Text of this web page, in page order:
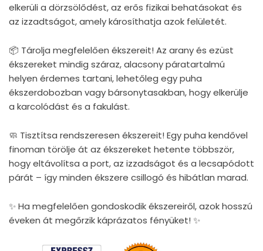
elkerüli a dörzsölődést, az erős fizikai behatásokat és
az izzadtságot, amely károsíthatja azok felületét.
📦 Tárolja megfelelően ékszereit! Az arany és ezüst
ékszereket mindig száraz, alacsony páratartalmú
helyen érdemes tartani, lehetőleg egy puha
ékszerdobozban vagy bársonytasakban, hogy elkerülje
a karcolódást és a fakulást.
🧼 Tisztítsa rendszeresen ékszereit! Egy puha kendővel
finoman törölje át az ékszereket hetente többször,
hogy eltávolítsa a port, az izzadságot és a lecsapódott
párát – így minden ékszere csillogó és hibátlan marad.
✨ Ha megfelelően gondoskodik ékszereiről, azok hosszú
éveken át megőrzik káprázatos fényüket! ✨